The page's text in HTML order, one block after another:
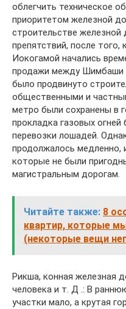
облегчить техническое
приоритетом железной
строительстве
препятствий, после того,
Иокогамой начались
продажи между Шимбаши
было продвинуто
общественными и
метро были сохранены в
прокладка газовых
перевозки лошадей.
продолжалось медленно,
которые не были
магистральным дорогам.
Читайте также: 8
квартир, которые
(некоторые вещи
Рикша, конная железная
человека и т. Д .: В
участки мало, а крутая